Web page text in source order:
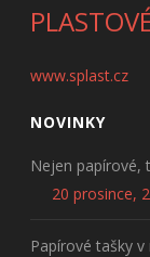
www.splast.cz
NOVINKY
Nejen papírové,
20 prosince,
Papírové tašky v